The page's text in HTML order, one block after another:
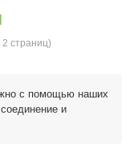
2 страниц)
с помощью наших
и